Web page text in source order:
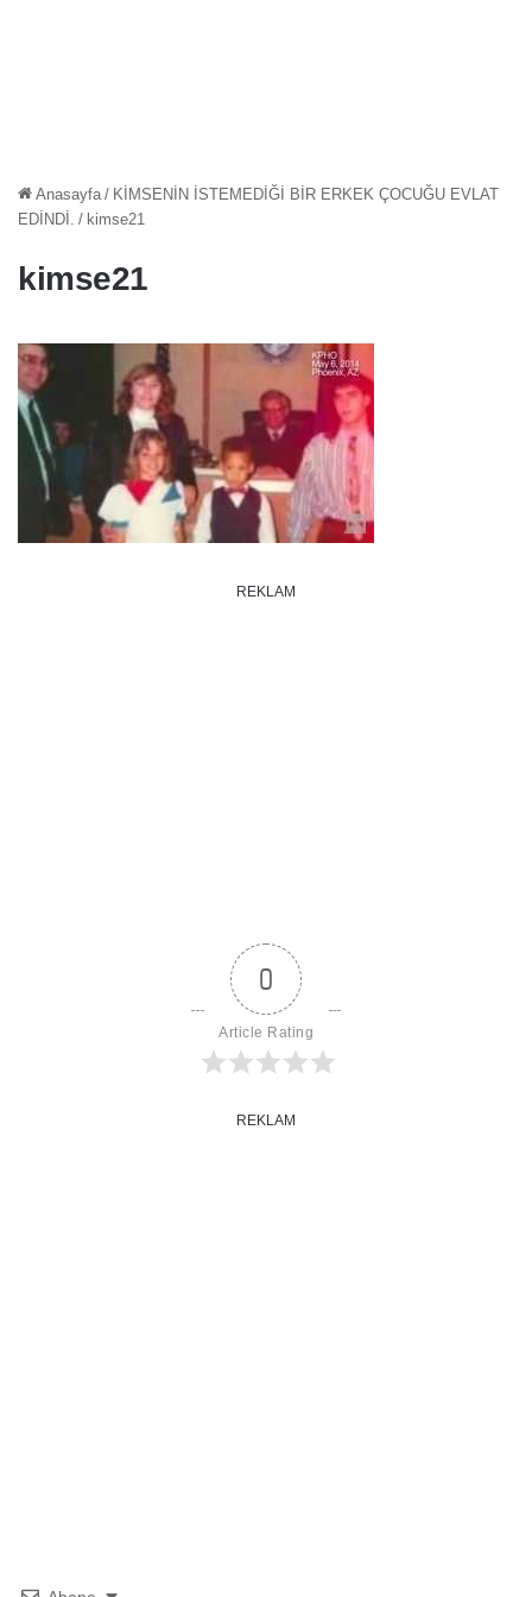
Anasayfa / KİMSENİN İSTEMEDİĞİ BİR ERKEK ÇOCUĞU EVLAT
EDİNDİ.
/ kimse21
kimse21
REKLAM
0
Article Rating
REKLAM